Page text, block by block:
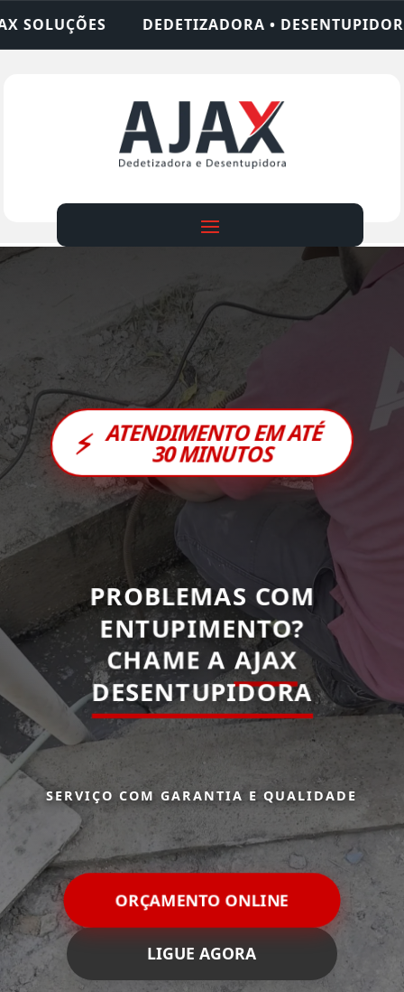
• DESENTUPIDORA • LIMPEZA DE FOSSA
⚡ ATENDIMENTO EM ATÉ
30 MINUTOS
PROBLEMAS COM
ENTUPIMENTO?
CHAME A AJAX
DESENTUPIDORA
SERVIÇO COM GARANTIA E QUALIDADE
ORÇAMENTO ONLINE
LIGUE AGORA